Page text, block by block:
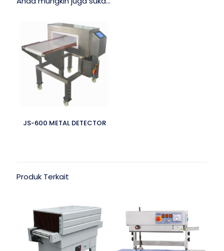
JS-600 METAL DETECTOR
Produk Terkait